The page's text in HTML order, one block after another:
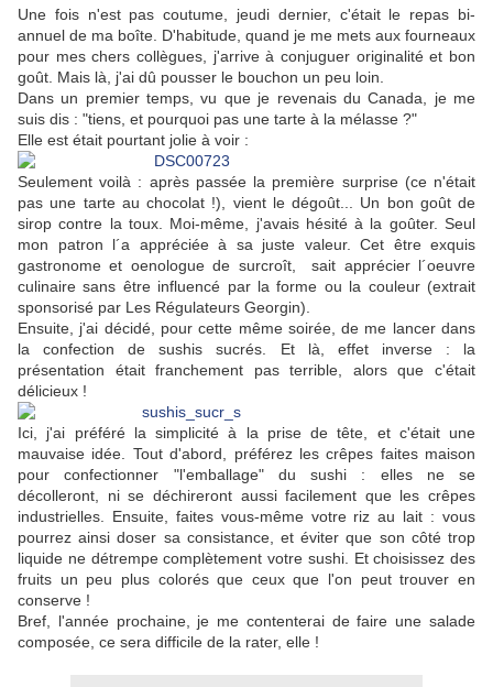
Une fois n'est pas coutume, jeudi dernier, c'était le repas bi-
annuel de ma boîte. D'habitude, quand je me mets aux fourneaux
pour mes chers collègues, j'arrive à conjuguer originalité et bon
goût. Mais là, j'ai dû pousser le bouchon un peu loin.
Dans un premier temps, vu que je revenais du Canada, je me
suis dis : "tiens, et pourquoi pas une tarte à la mélasse ?"
Elle est était pourtant jolie à voir :
Seulement voilà : après passée la première surprise (ce n'était
pas une tarte au chocolat !), vient le dégoût... Un bon goût de
sirop contre la toux. Moi-même, j'avais hésité à la goûter. Seul
mon patron l´a appréciée à sa juste valeur. Cet être exquis
gastronome et oenologue de surcroît, sait apprécier l´oeuvre
culinaire sans être influencé par la forme ou la couleur (extrait
sponsorisé par Les Régulateurs Georgin).
Ensuite, j'ai décidé, pour cette même soirée, de me lancer dans
la confection de sushis sucrés. Et là, effet inverse : la
présentation était franchement pas terrible, alors que c'était
délicieux !
Ici, j'ai préféré la simplicité à la prise de tête, et c'était une
mauvaise idée. Tout d'abord, préférez les crêpes faites maison
pour confectionner "l'emballage" du sushi : elles ne se
décolleront, ni se déchireront aussi facilement que les crêpes
industrielles. Ensuite, faites vous-même votre riz au lait : vous
pourrez ainsi doser sa consistance, et éviter que son côté trop
liquide ne détrempe complètement votre sushi. Et choisissez des
fruits un peu plus colorés que ceux que l'on peut trouver en
conserve !
Bref, l'année prochaine, je me contenterai de faire une salade
composée, ce sera difficile de la rater, elle !